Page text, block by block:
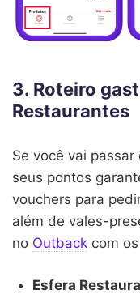
3. Roteiro
Restaurantes
Se você vai
seus pontos
vouchers para
além de vales-
no Outback com
Esfera